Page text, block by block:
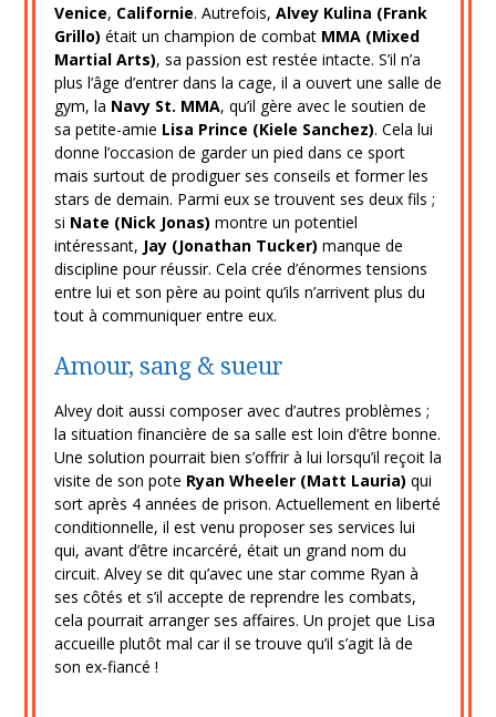
Venice, Californie. Autrefois, Alvey Kulina (Frank
Grillo) était un champion de combat MMA (Mixed
Martial Arts), sa passion est restée intacte. S’il n’a
plus l’âge d’entrer dans la cage, il a ouvert une salle de
gym, la Navy St. MMA, qu’il gère avec le soutien de
sa petite-amie Lisa Prince (Kiele Sanchez). Cela lui
donne l’occasion de garder un pied dans ce sport
mais surtout de prodiguer ses conseils et former les
stars de demain. Parmi eux se trouvent ses deux fils ;
si Nate (Nick Jonas) montre un potentiel
intéressant, Jay (Jonathan Tucker) manque de
discipline pour réussir. Cela crée d’énormes tensions
entre lui et son père au point qu’ils n’arrivent plus du
tout à communiquer entre eux.
Amour, sang & sueur
Alvey doit aussi composer avec d’autres problèmes ;
la situation financière de sa salle est loin d’être bonne.
Une solution pourrait bien s’offrir à lui lorsqu’il reçoit la
visite de son pote Ryan Wheeler (Matt Lauria) qui
sort après 4 années de prison. Actuellement en liberté
conditionnelle, il est venu proposer ses services lui
qui, avant d’être incarcéré, était un grand nom du
circuit. Alvey se dit qu’avec une star comme Ryan à
ses côtés et s’il accepte de reprendre les combats,
cela pourrait arranger ses affaires. Un projet que Lisa
accueille plutôt mal car il se trouve qu’il s’agit là de
son ex-fiancé !